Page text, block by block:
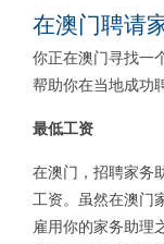
在澳门聘请
你正在澳门寻找一
帮助你在当地成功
最低工资
在澳门，招聘家务
工资。虽然在澳门
雇用你的家务助理